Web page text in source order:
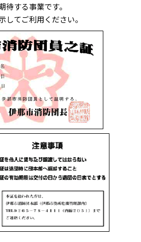
待する事業です。
してご利用ください。